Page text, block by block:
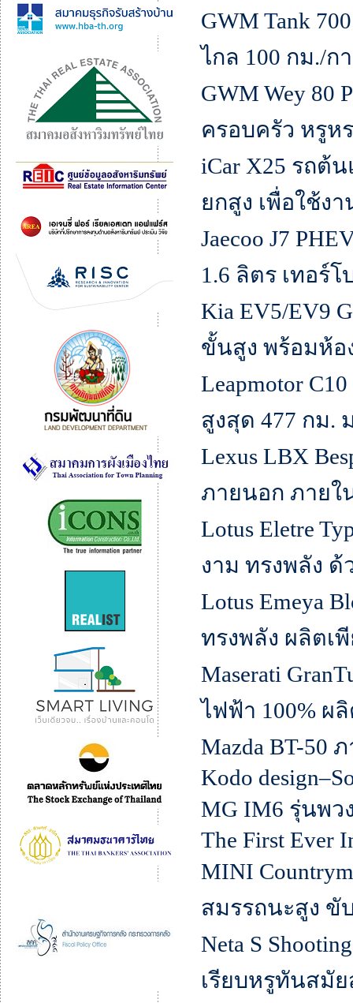
GWM Tank
ไกล 100 กม./ก
GWM Wey 80
ครอบครัว หรูห
iCar X25 รถต้
ยกสูง เพื่อใช้
Jaecoo J7
1.6 ลิตร เทอร์
Kia EV5/EV9
ขั้นสูง พร้อมห้อ
Leapmotor
สูงสุด 477 กม.
Lexus LBX
ภายนอก ภายใ
Lotus Eletre
งาม ทรงพลัง
Lotus Emeya
ทรงพลัง ผลิตเ
Maserati
ไฟฟ้า 100% ผ
Mazda BT-50
Kodo
MG IM6 รุ่นพว
The First Ever
MINI
สมรรถนะสูง ขั
Neta S
เรียบหรูทันสมั